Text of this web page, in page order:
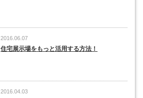
2016.06.07
住宅展示場をもっと活用する方法！
2016.04.03